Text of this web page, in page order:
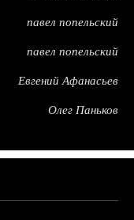
павел попельский
павел попельский
Евгений Афанасьев
Олег Паньков